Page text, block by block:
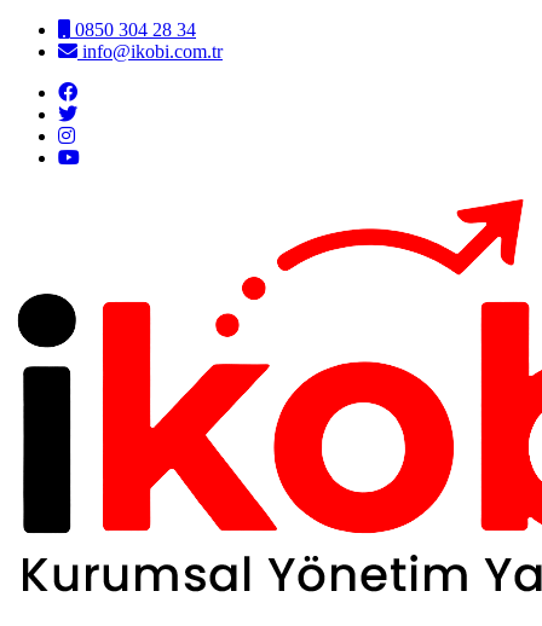
0850 304 28 34
info@ikobi.com.tr